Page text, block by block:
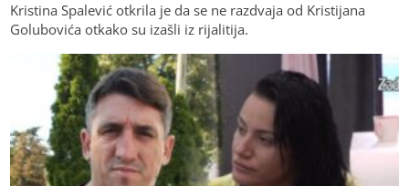
Kristina Spalević otkrila je da se ne razdvaja od Kristijana
Golubovića otkako su izašli iz rijalitija.